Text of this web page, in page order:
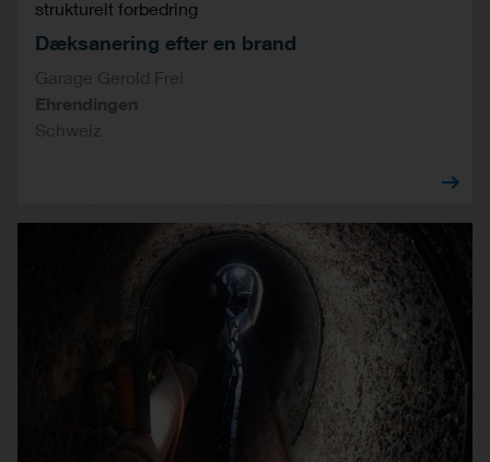
strukturelt forbedring
Dæksanering efter en brand
Garage Gerold Frei
Ehrendingen
Schweiz